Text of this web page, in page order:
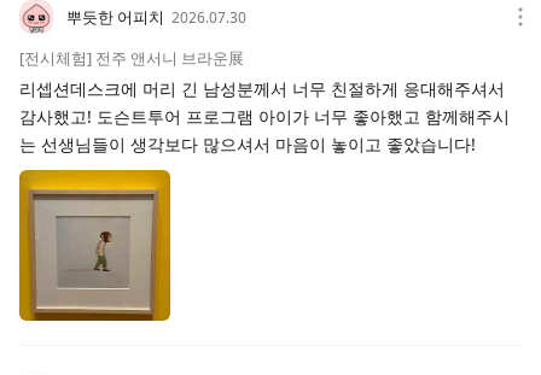
뿌듯한 어피치 2026.07.30
[전시체험] 전주 앤서니 브라운展
리셉션데스크에 머리 긴 남성분께서 너무 친절하게 응대해주셔서
감사했고! 도슨트투어 프로그램 아이가 너무 좋아했고 함께해주시
는 선생님들이 생각보다 많으셔서 마음이 놓이고 좋았습니다!